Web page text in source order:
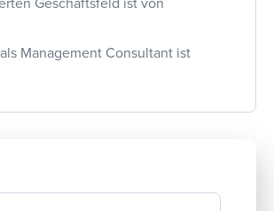
Management Consultant ist